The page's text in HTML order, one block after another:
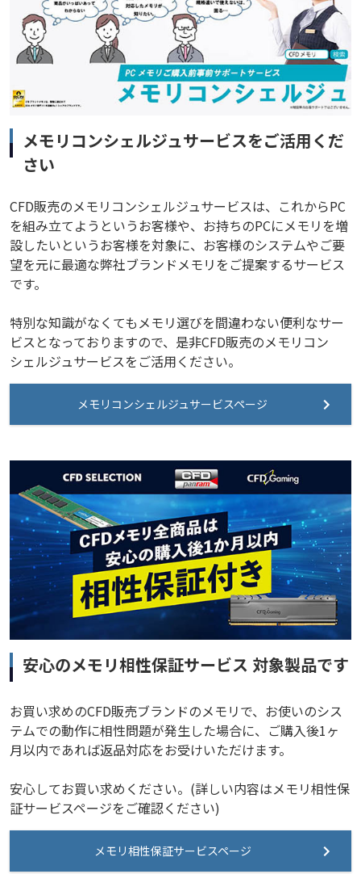
メモリコンシェルジュサービスをご活用くだ
さい
CFD販売のメモリコンシェルジュサービスは、これからPC
を組み立てようというお客様や、お持ちのPCにメモリを増
設したいというお客様を対象に、お客様のシステムやご要
望を元に最適な弊社ブランドメモリをご提案するサービス
です。
特別な知識がなくてもメモリ選びを間違わない便利なサー
ビスとなっておりますので、是非CFD販売のメモリコン
シェルジュサービスをご活用ください。
メモリコンシェルジュサービスページ
安心のメモリ相性保証サービス 対象製品です
お買い求めのCFD販売ブランドのメモリで、お使いのシス
テムでの動作に相性問題が発生した場合に、ご購入後1ヶ
月以内であれば返品対応をお受けいただけます。
安心してお買い求めください。(詳しい内容はメモリ相性保
証サービスページをご確認ください)
メモリ相性保証サービスページ